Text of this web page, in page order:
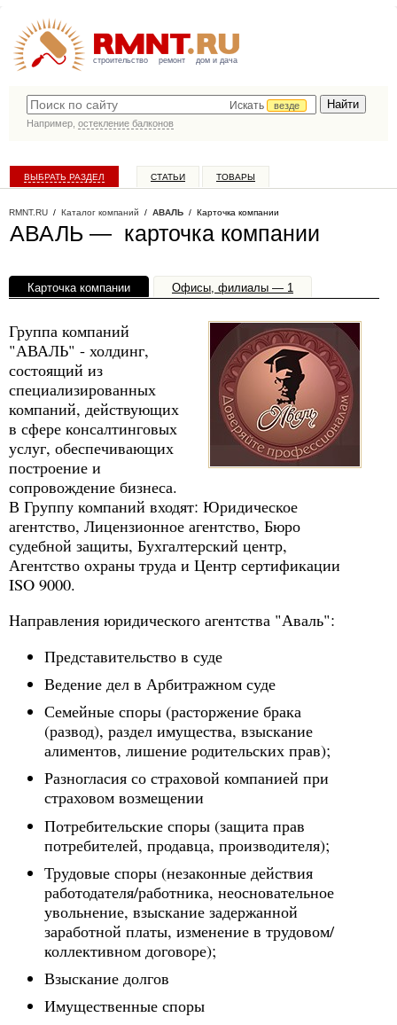
строительство ремонт дом и дача
Искать
везде
Например, остекление балконов
ВЫБРАТЬ РАЗДЕЛ СТАТЬИ ТОВАРЫ
RMNT.RU / Каталог компаний / АВАЛЬ / Карточка компании
АВАЛЬ — карточка компании
Карточка компании Офисы, филиалы — 1
Группа компаний
"АВАЛЬ" - холдинг,
состоящий из
специализированных
компаний, действующих
в сфере консалтинговых
услуг, обеспечивающих
построение и
сопровождение бизнеса.
В Группу компаний входят: Юридическое
агентство, Лицензионное агентство, Бюро
судебной защиты, Бухгалтерский центр,
Агентство охраны труда и Центр сертификации
ISO 9000.
Направления юридического агентства "Аваль":
Представительство в суде
Ведение дел в Арбитражном суде
Семейные споры (расторжение брака
(развод), раздел имущества, взыскание
алиментов, лишение родительских прав);
Разногласия со страховой компанией при
страховом возмещении
Потребительские споры (защита прав
потребителей, продавца, производителя);
Трудовые споры (незаконные действия
работодателя/работника, неосновательное
увольнение, взыскание задержанной
заработной платы, изменение в трудовом/
коллективном договоре);
Взыскание долгов
Имущественные споры